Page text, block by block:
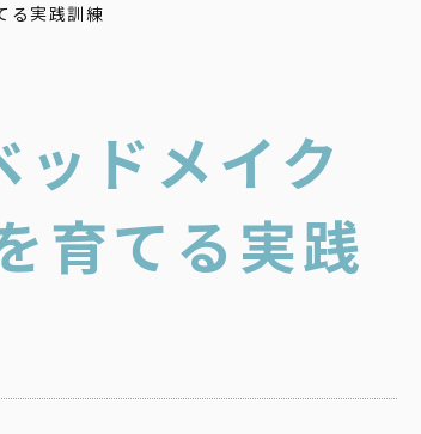
る実践訓練
ドメイク
育てる実践